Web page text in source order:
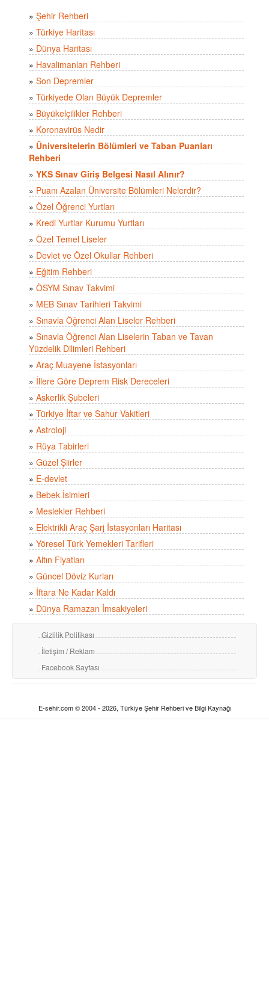
» Şehir Rehberi
» Türkiye Haritası
» Dünya Haritası
» Havalimanları Rehberi
» Son Depremler
» Türkiyede Olan Büyük Depremler
» Büyükelçilikler Rehberi
» Koronavirüs Nedir
» Üniversitelerin Bölümleri ve Taban Puanları
Rehberi
» YKS Sınav Giriş Belgesi Nasıl Alınır?
» Puanı Azalan Üniversite Bölümleri Nelerdir?
» Özel Öğrenci Yurtları
» Kredi Yurtlar Kurumu Yurtları
» Özel Temel Liseler
» Devlet ve Özel Okullar Rehberi
» Eğitim Rehberi
» ÖSYM Sınav Takvimi
» MEB Sınav Tarihleri Takvimi
» Sınavla Öğrenci Alan Liseler Rehberi
» Sınavla Öğrenci Alan Liselerin Taban ve Tavan
Yüzdelik Dilimleri Rehberi
» Araç Muayene İstasyonları
» İllere Göre Deprem Risk Dereceleri
» Askerlik Şubeleri
» Türkiye İftar ve Sahur Vakitleri
» Astroloji
» Rüya Tabirleri
» Güzel Şiirler
» E-devlet
» Bebek İsimleri
» Meslekler Rehberi
» Elektrikli Araç Şarj İstasyonları Haritası
» Yöresel Türk Yemekleri Tarifleri
» Altın Fiyatları
» Güncel Döviz Kurları
» İftara Ne Kadar Kaldı
» Dünya Ramazan İmsakiyeleri
Gizlilik Politikası
İletişim / Reklam
Facebook Sayfası
E-sehir.com © 2004 - 2026, Türkiye Şehir Rehberi ve Bilgi Kaynağı